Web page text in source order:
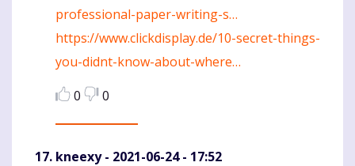
professional-paper-writing-s…
https://www.clickdisplay.de/10-secret-things-
you-didnt-know-about-where…
0
0
kneexy- 2021-06-24 - 17:52